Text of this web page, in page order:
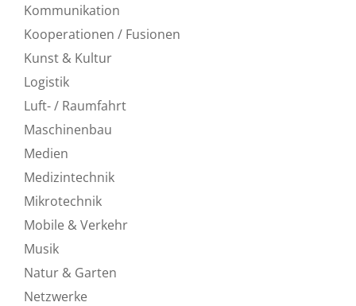
Kommunikation
Kooperationen / Fusionen
Kunst & Kultur
Logistik
Luft- / Raumfahrt
Maschinenbau
Medien
Medizintechnik
Mikrotechnik
Mobile & Verkehr
Musik
Natur & Garten
Netzwerke